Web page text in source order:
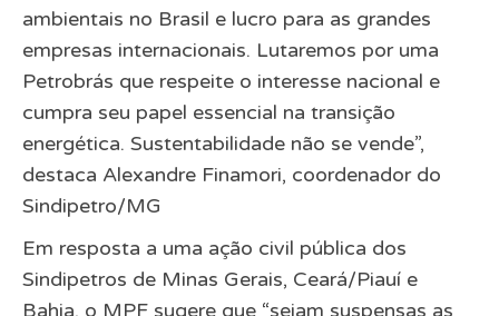
ambientais no Brasil e lucro para as grandes
empresas internacionais. Lutaremos por uma
Petrobrás que respeite o interesse nacional e
cumpra seu papel essencial na transição
energética. Sustentabilidade não se vende”,
destaca Alexandre Finamori, coordenador do
Sindipetro/MG
Em resposta a uma ação civil pública dos
Sindipetros de Minas Gerais, Ceará/Piauí e
Bahia, o MPF sugere que “sejam suspensas as